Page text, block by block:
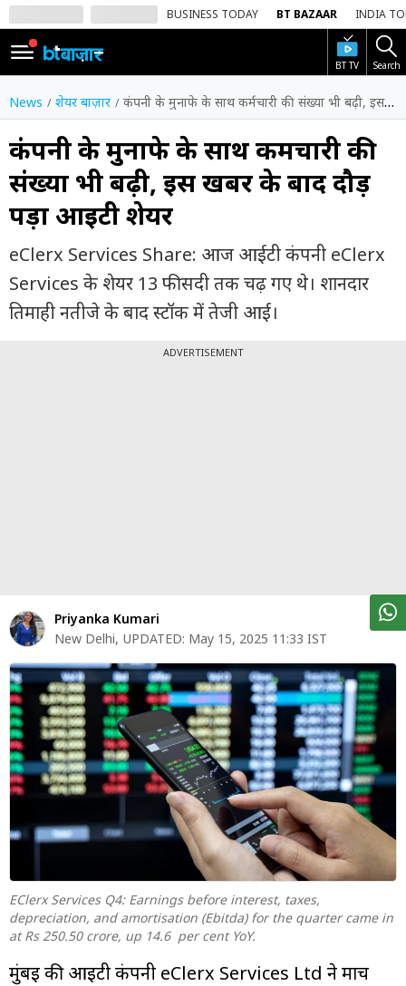
BUSINESS TODAY BT BAZAAR INDIA
BT TV Search
SIGN
IN
Dark
Mode
होम
शेयर
वीडियो
ट्रेंडिंग
शेयर
बाज़ार
ट्रेंडिंग
बिजनेस
न्यूज
वीडियो
फंड
News शेयर बाज़ार कंपनी के मुनाफे के साथ कर्मचारी की संख्या भी बढ़ी, इस खबर के बाद दौड़ पड़ा आईटी शेयर
कंपनी के मुनाफे के साथ कर्मचारी की
संख्या भी बढ़ी, इस खबर के बाद दौड़
पड़ा आईटी शेयर
eClerx Services Share: आज आईटी कंपनी eClerx
Services के शेयर 13 फीसदी तक चढ़ गए थे। शानदार
तिमाही नतीजे के बाद स्टॉक में तेजी आई।
ADVERTISEMENT
Priyanka Kumari
New Delhi, UPDATED: May 15, 2025 11:33 IST
EClerx Services Q4: Earnings before interest, taxes,
depreciation, and amortisation (Ebitda) for the quarter came in
at Rs 250.50 crore, up 14.6 per cent YoY.
मुंबई की आईटी कंपनी eClerx Services Ltd ने मार्च